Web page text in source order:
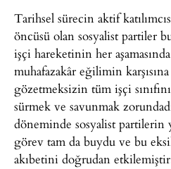
Tarihsel sürecin aktif
öncüsü olan sosyalist partiler
işçi hareketinin her
muhafazakâr eğilimin
gözetmeksizin tüm işçi
sürmek ve savunmak
döneminde sosyalist
görev tam da buydu ve bu
akıbetini doğrudan